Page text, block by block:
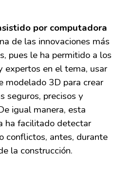
por computadora
de las innovaciones más
pues le ha permitido a los
expertos en el tema, usar
modelado 3D para crear
seguros, precisos y
igual manera, esta
ha facilitado detectar
conflictos, antes, durante
la construcción.